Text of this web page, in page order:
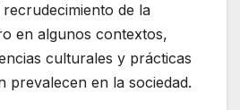
de la
en algunos contextos,
culturales y prácticas
prevalecen en la sociedad.